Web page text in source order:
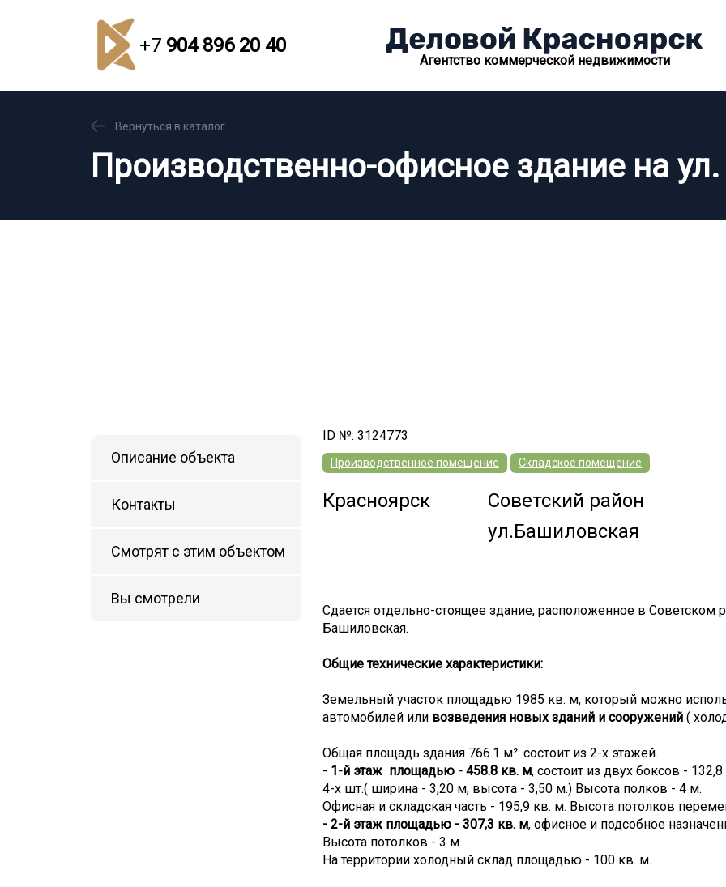
+7 904 896 20 40
Агентство коммерческой недвижимости
Вернуться в каталог
Производственно-офисное здание на
Описание объекта
Контакты
Смотрят с этим объектом
Вы смотрели
ID №: 3124773
Производственное помещение Складское помещение
Красноярск
Советский район
ул.Башиловская
Сдается отдельно-стоящее здание, расположенное в Советском
Башиловская.
Общие технические характеристики:
Земельный участок площадью 1985 кв. м, который можно
автомобилей или возведения новых зданий и сооружений (
Общая площадь здания 766.1 м². состоит из 2-х этажей.
- 1-й этаж площадью - 458.8 кв. м, состоит из двух боксов -
4-х шт.( ширина - 3,20 м, высота - 3,50 м.) Высота полков - 4 м.
Офисная и складская часть - 195,9 кв. м. Высота потолков
- 2-й этаж площадью - 307,3 кв. м, офисное и подсобное
Высота потолков - 3 м.
На территории холодный склад площадью - 100 кв. м.